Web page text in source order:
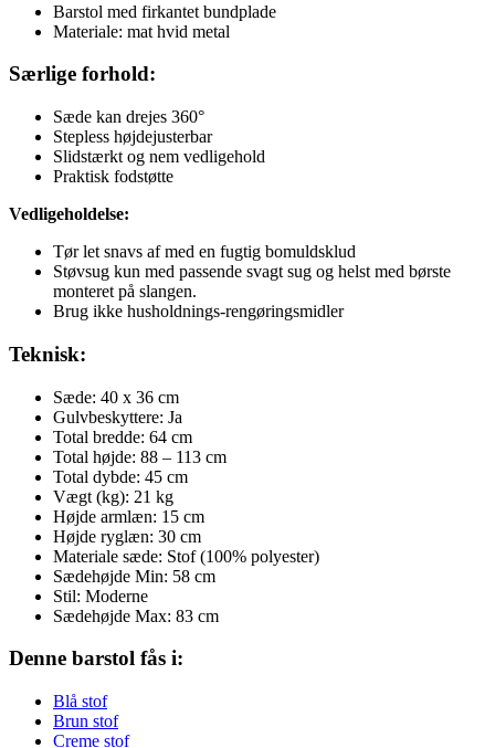
Barstol med firkantet bundplade
Materiale: mat hvid metal
Særlige forhold:
Sæde kan drejes 360°
Stepless højdejusterbar
Slidstærkt og nem vedligehold
Praktisk fodstøtte
Vedligeholdelse:
Tør let snavs af med en fugtig bomuldsklud
Støvsug kun med passende svagt sug og helst med børste
monteret på slangen.
Brug ikke husholdnings-rengøringsmidler
Teknisk:
Sæde: 40 x 36 cm
Gulvbeskyttere: Ja
Total bredde: 64 cm
Total højde: 88 – 113 cm
Total dybde: 45 cm
Vægt (kg): 21 kg
Højde armlæn: 15 cm
Højde ryglæn: 30 cm
Materiale sæde: Stof (100% polyester)
Sædehøjde Min: 58 cm
Stil: Moderne
Sædehøjde Max: 83 cm
Denne barstol fås i:
Blå stof
Brun stof
Creme stof